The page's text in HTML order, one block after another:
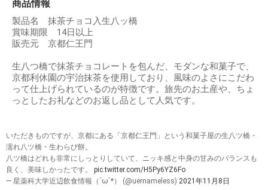
商品情報
製品名 抹茶チョコ入生八ッ橋
賞味期限 14日以上
販売元 京都仁王門
生八つ橋で抹茶チョコレートを包んだ、モダンな和菓子で、
京都利休園の宇治抹茶を使用しており、風味のよさにこだわ
って仕上げられているのが特徴です。旅先のお土産や、ちょ
っとしたお礼などのお返し品として人気です。
いただきものですが、京都にある「京都仁王門」という和菓子屋の生八ツ橋・
濡れ八ツ橋・生わらび餅。
八ツ橋はどれも非常にしっとりしていて、ニッキ感と中身の甘みのバランスも
良く、美味しかったです。 pic.twitter.com/H5Py6YZ6Fo
— 星薬科大学近辺飲食情報（´ω`*） (@uernameless) 2021年11月8日